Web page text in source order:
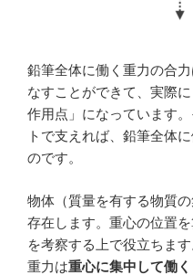
鉛筆全体に働く重力の合力
なすことができて、実際
作用点」になっています
トで支えれば、鉛筆全体
のです。
物体（質量を有する物質
存在します。重心の位置
を考察する上で役立ちま
重力は重心に集中して働